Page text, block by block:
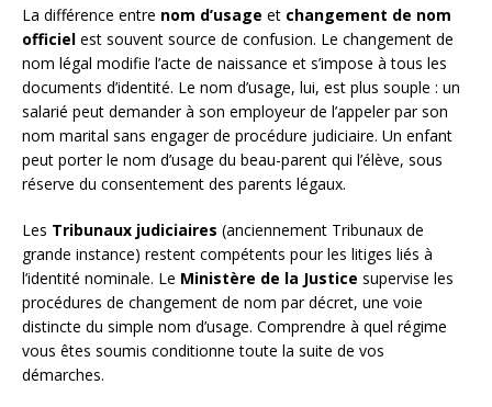
La différence entre nom d’usage et changement de nom
officiel est souvent source de confusion. Le changement de
nom légal modifie l’acte de naissance et s’impose à tous les
documents d’identité. Le nom d’usage, lui, est plus souple : un
salarié peut demander à son employeur de l’appeler par son
nom marital sans engager de procédure judiciaire. Un enfant
peut porter le nom d’usage du beau-parent qui l’élève, sous
réserve du consentement des parents légaux.
Les Tribunaux judiciaires (anciennement Tribunaux de
grande instance) restent compétents pour les litiges liés à
l’identité nominale. Le Ministère de la Justice supervise les
procédures de changement de nom par décret, une voie
distincte du simple nom d’usage. Comprendre à quel régime
vous êtes soumis conditionne toute la suite de vos
démarches.